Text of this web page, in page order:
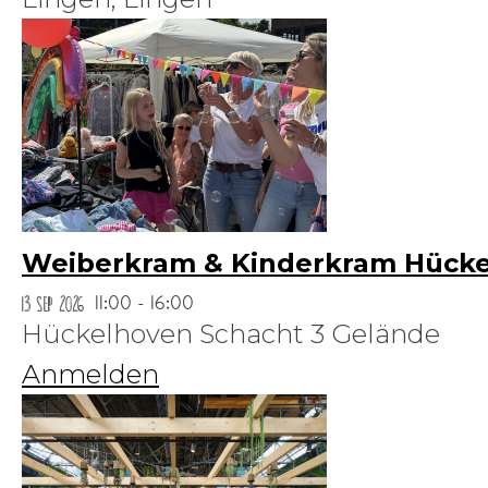
Weiberkram & Kinderkram
13 Sep 2026 11:00 - 16:00
Hückelhoven Schacht 3 Gelände
Anmelden